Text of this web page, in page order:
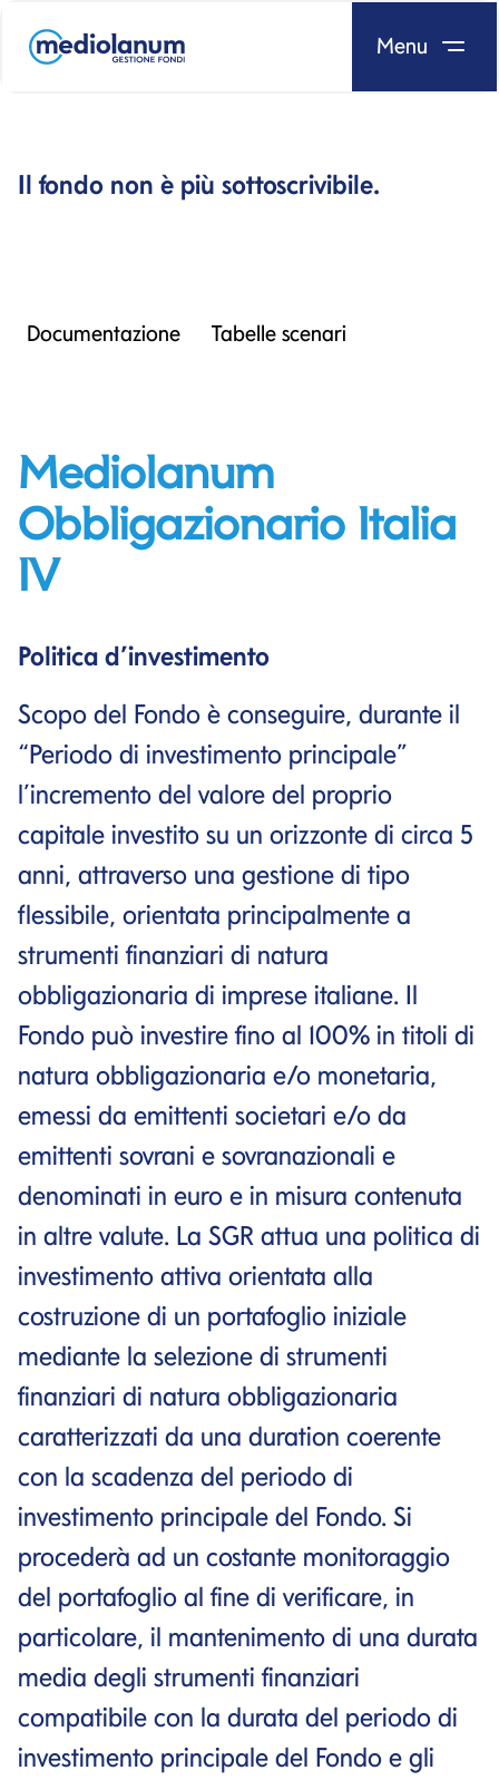
Salta al contenuto
Menu
Il fondo non è più sottoscrivibile.
Documentazione Tabelle scenari
Mediolanum
Obbligazionario Italia
IV
Politica d’investimento
Scopo del Fondo è conseguire, durante il
“Periodo di investimento principale”
l’incremento del valore del proprio
capitale investito su un orizzonte di circa 5
anni, attraverso una gestione di tipo
flessibile, orientata principalmente a
strumenti finanziari di natura
obbligazionaria di imprese italiane. Il
Fondo può investire fino al 100% in titoli di
natura obbligazionaria e/o monetaria,
emessi da emittenti societari e/o da
emittenti sovrani e sovranazionali e
denominati in euro e in misura contenuta
in altre valute. La SGR attua una politica di
investimento attiva orientata alla
costruzione di un portafoglio iniziale
mediante la selezione di strumenti
finanziari di natura obbligazionaria
caratterizzati da una duration coerente
con la scadenza del periodo di
investimento principale del Fondo. Si
procederà ad un costante monitoraggio
del portafoglio al fine di verificare, in
particolare, il mantenimento di una durata
media degli strumenti finanziari
compatibile con la durata del periodo di
investimento principale del Fondo e gli